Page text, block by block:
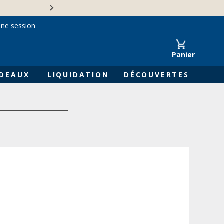
Panier
LIQUIDATION DÉCOUVERTES
session